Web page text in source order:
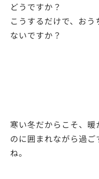
どうですか？
こうするだけで、お
ないですか？
寒い冬だからこそ、
のに囲まれながら過
ね。